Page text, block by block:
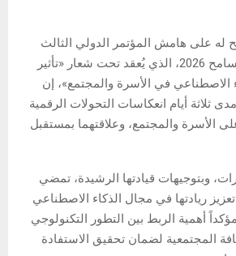
له على هامش المؤتمر الدولي الثالث
لحوار الحضارات والتسامح 2026، الذي يُعقد تحت شعار «تأثير
الاصطناعي في الأسرة والمجتمع»، إن
ثلاثة أيام انعكاسات التحولات الرقمية
الأسرة والمجتمع، وعلاقتهما بمستقبل
وبتوجيهات قيادتها الرشيدة، تمضي
ريادتها في مجال الذكاء الاصطناعي
أهمية الربط بين التطور التكنولوجي
المجتمعية لضمان تحقيق الاستفادة